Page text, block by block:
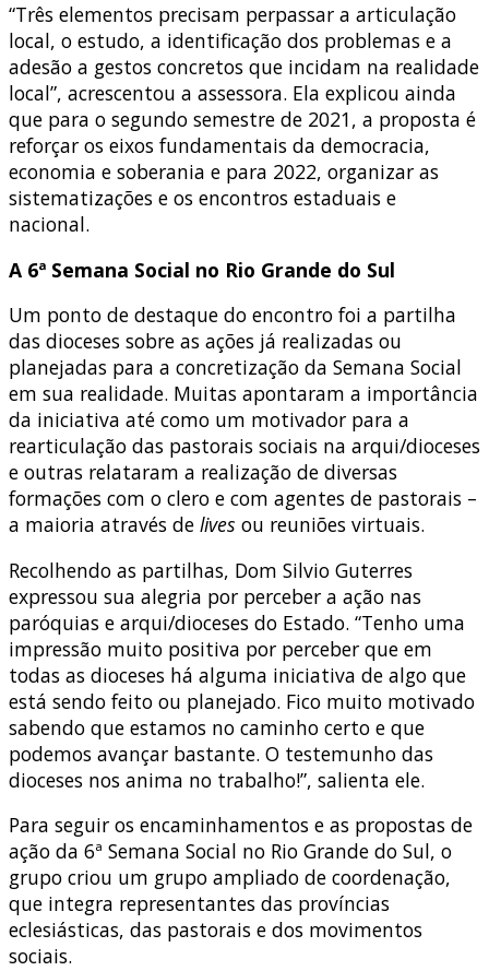
“Três elementos precisam perpassar a articulação
local, o estudo, a identificação dos problemas e a
adesão a gestos concretos que incidam na realidade
local”, acrescentou a assessora. Ela explicou ainda
que para o segundo semestre de 2021, a proposta é
reforçar os eixos fundamentais da democracia,
economia e soberania e para 2022, organizar as
sistematizações e os encontros estaduais e
nacional.
A 6ª Semana Social no Rio Grande do Sul
Um ponto de destaque do encontro foi a partilha
das dioceses sobre as ações já realizadas ou
planejadas para a concretização da Semana Social
em sua realidade. Muitas apontaram a importância
da iniciativa até como um motivador para a
rearticulação das pastorais sociais na arqui/dioceses
e outras relataram a realização de diversas
formações com o clero e com agentes de pastorais –
a maioria através de lives ou reuniões virtuais.
Recolhendo as partilhas, Dom Silvio Guterres
expressou sua alegria por perceber a ação nas
paróquias e arqui/dioceses do Estado. “Tenho uma
impressão muito positiva por perceber que em
todas as dioceses há alguma iniciativa de algo que
está sendo feito ou planejado. Fico muito motivado
sabendo que estamos no caminho certo e que
podemos avançar bastante. O testemunho das
dioceses nos anima no trabalho!”, salienta ele.
Para seguir os encaminhamentos e as propostas de
ação da 6ª Semana Social no Rio Grande do Sul, o
grupo criou um grupo ampliado de coordenação,
que integra representantes das províncias
eclesiásticas, das pastorais e dos movimentos
sociais.